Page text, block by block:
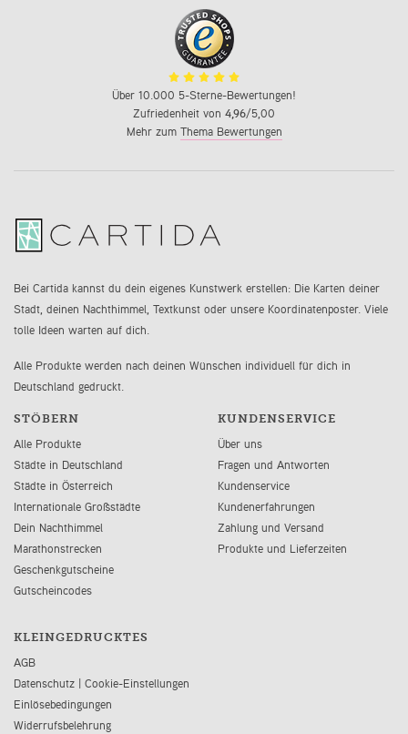
Über 10.000 5-Sterne-Bewertungen!
Zufriedenheit von 4,96/5,00
Mehr zum Thema Bewertungen
Bei Cartida kannst du dein eigenes Kunstwerk erstellen: Die Karten deiner
Stadt, deinen Nachthimmel, Textkunst oder unsere Koordinatenposter. Viele
tolle Ideen warten auf dich.
Alle Produkte werden nach deinen Wünschen individuell für dich in
Deutschland gedruckt.
STÖBERN
Alle Produkte
Städte in Deutschland
Städte in Österreich
Internationale Großstädte
Dein Nachthimmel
Marathonstrecken
Geschenkgutscheine
Gutscheincodes
KUNDENSERVICE
Über uns
Fragen und Antworten
Kundenservice
Kundenerfahrungen
Zahlung und Versand
Produkte und Lieferzeiten
KLEINGEDRUCKTES
AGB
Datenschutz | Cookie-Einstellungen
Einlösebedingungen
Widerrufsbelehrung